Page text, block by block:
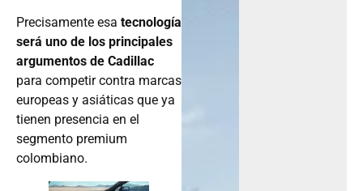
Precisamente esa tecnología
será uno de los principales
argumentos de Cadillac
para competir contra marcas
europeas y asiáticas que ya
tienen presencia en el
segmento premium
colombiano.